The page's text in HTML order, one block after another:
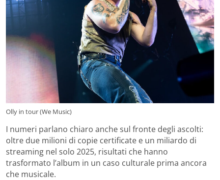
Olly in tour (We Music)
I numeri parlano chiaro anche sul fronte degli ascolti:
oltre due milioni di copie certificate e un miliardo di
streaming nel solo 2025, risultati che hanno
trasformato l’album in un caso culturale prima ancora
che musicale.